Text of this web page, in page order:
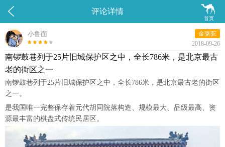
 
首页
评论详情
小鲁面
金骆驼
2018-09-26
南锣鼓巷列于25片旧城保护区之中，全长786米，是北京最古
老的街区之一
南锣鼓巷列于25片旧城保护区之中，全长786米，是北京最古老的街区
之一。
是我国唯一完整保存着元代胡同院落构造、规模最大、品级最高、资
源最丰富的棋盘式传统民居区。